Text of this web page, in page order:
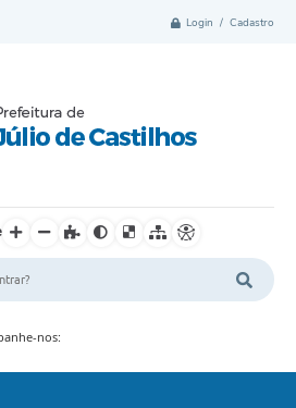
Login / Cadastro
nos: